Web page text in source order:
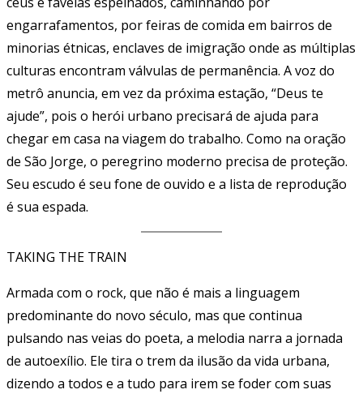
engarrafamentos, por feiras de comida em bairros de
minorias étnicas, enclaves de imigração onde as múltiplas
culturas encontram válvulas de permanência. A voz do
metrô anuncia, em vez da próxima estação, “Deus te
ajude”, pois o herói urbano precisará de ajuda para
chegar em casa na viagem do trabalho. Como na oração
de São Jorge, o peregrino moderno precisa de proteção.
Seu escudo é seu fone de ouvido e a lista de reprodução
é sua espada.
TAKING THE TRAIN
Armada com o rock, que não é mais a linguagem
predominante do novo século, mas que continua
pulsando nas veias do poeta, a melodia narra a jornada
de autoexílio. Ele tira o trem da ilusão da vida urbana,
dizendo a todos e a tudo para irem se foder com suas